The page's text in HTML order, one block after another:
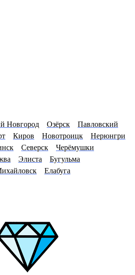
Новгород Озёрск
Павловский
Киров Новотроицк
Нерюнгри
Северск
Черёмушки
Элиста
Бугульма
Елабуга